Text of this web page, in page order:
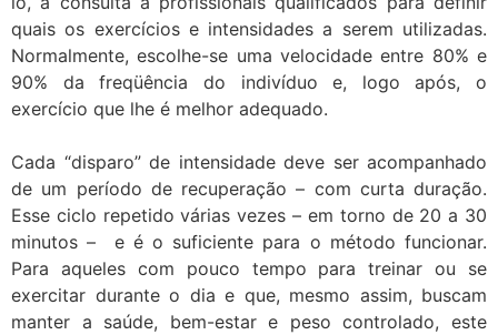
quais os exercícios e intensidades a serem utilizadas.
Normalmente, escolhe-se uma velocidade entre 80% e
90% da freqüência do indivíduo e, logo após, o
exercício que lhe é melhor adequado.
Cada “disparo” de intensidade deve ser acompanhado
de um período de recuperação – com curta duração.
Esse ciclo repetido várias vezes – em torno de 20 a 30
minutos – e é o suficiente para o método funcionar.
Para aqueles com pouco tempo para treinar ou se
exercitar durante o dia e que, mesmo assim, buscam
manter a saúde, bem-estar e peso controlado, este